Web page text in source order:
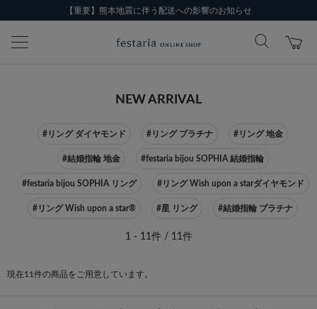
【重要】熊本地震に伴う配送への影響のお知らせ
NEW ARRIVAL
#リング ダイヤモンド #リング プラチナ #リング 地金
#結婚指輪 地金 #festaria bijou SOPHIA 結婚指輪
#festaria bijou SOPHIA リング #リング Wish upon a starダイヤモンド
#リング Wish upon a star® #星 リング #結婚指輪 プラチナ
1 - 11件 / 11件
現在11件の商品をご用意しています。